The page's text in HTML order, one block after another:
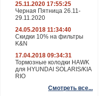
25.11.2020 17:55:25
Черная Пятница 26.11-
29.11.2020
24.05.2018 11:34:40
Скидки 10% на фильтры
K&N
17.04.2018 09:34:31
Тормозные колодки HAWK
для HYUNDAI SOLARIS/KIA
RIO
Смотреть все...